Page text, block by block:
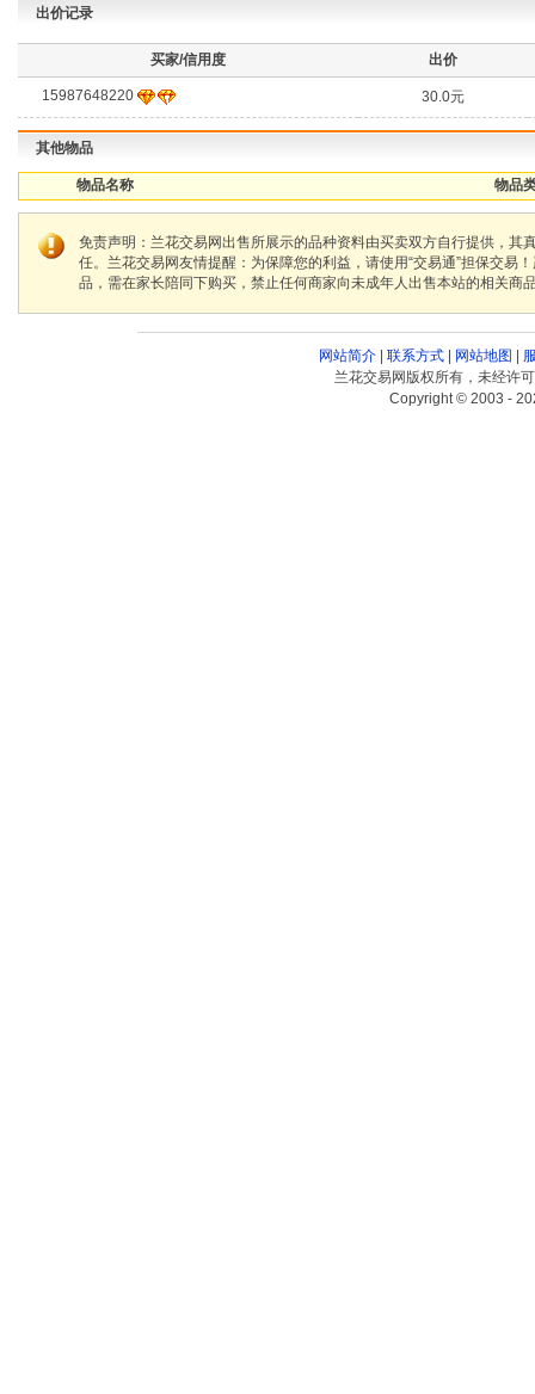
出价记录
买家/信用度 出价
15987648220 30.0元
其他物品
物品名称 物品
免责声明：兰花交易网出售所展示的品种资料由买卖双方自行提供，
任。兰花交易网友情提醒：为保障您的利益，请使用“交易通”担保交
品，需在家长陪同下购买，禁止任何商家向未成年人出售本站的相关商
网站简介| 联系方式| 网站地图
兰花交易网版权所有，未经许
Copyright © 2003 -